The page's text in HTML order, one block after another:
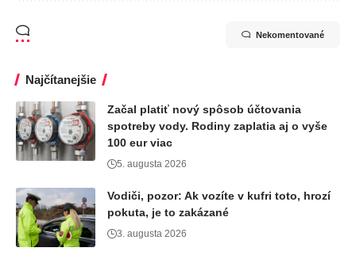
Nekomentované
Najčítanejšie
Začal platiť nový spôsob účtovania
spotreby vody. Rodiny zaplatia aj o vyše
100 eur viac
5. augusta 2026
Vodiči, pozor: Ak vozíte v kufri toto, hrozí
pokuta, je to zakázané
3. augusta 2026